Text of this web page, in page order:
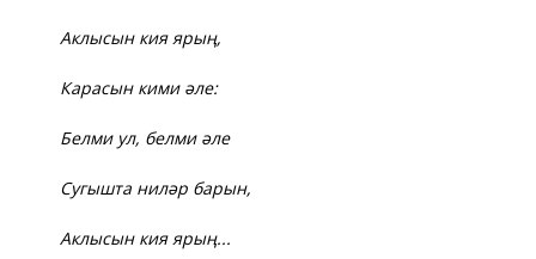
Аклысын кия ярың,
Карасын кими әле:
Белми ул, белми әле
Сугышта ниләр барын,
Аклысын кия ярың...